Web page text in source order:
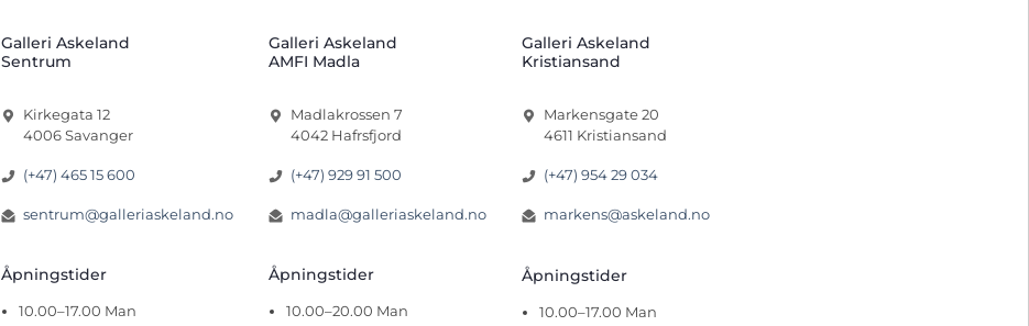
Galleri Askeland
Sentrum
Kirkegata 12
4006 Savanger
(+47) 465 15 600
sentrum@galleriaskeland.no
Åpningstider
10.00–17.00 Man
Galleri Askeland
AMFI Madla
Madlakrossen 7
4042 Hafrsfjord
(+47) 929 91 500
madla@galleriaskeland.no
Åpningstider
10.00–20.00 Man
Galleri Askeland
Kristiansand
Markensgate 20
4611 Kristiansand
(+47) 954 29 034
markens@askeland.no
Åpningstider
10.00–17.00 Man